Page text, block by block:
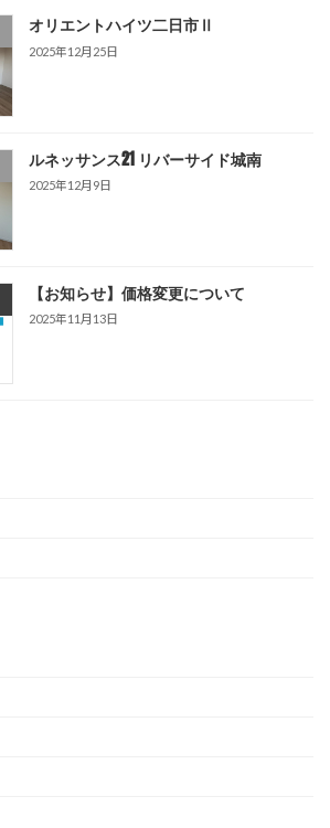
オリエントハイツ二日市Ⅱ
2025年12月25日
ルネッサンス21 リバーサイド城南
2025年12月9日
【お知らせ】価格変更について
2025年11月13日